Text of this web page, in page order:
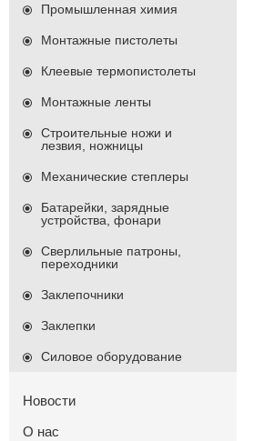
Промышленная химия
Монтажные пистолеты
Клеевые термопистолеты
Монтажные ленты
Строительные ножи и
лезвия, ножницы
Механические степлеры
Батарейки, зарядные
устройства, фонари
Сверлильные патроны,
переходники
Заклепочники
Заклепки
Силовое оборудование
Новости
О нас